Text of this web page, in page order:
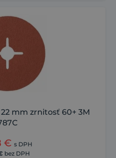
mm zrnitosť 60+ 3M
€ s DPH
bez DPH